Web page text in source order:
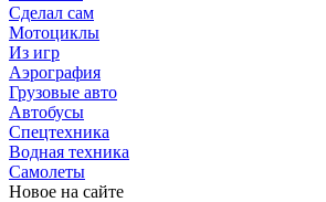
Сделал сам
Мотоциклы
Из игр
Аэрография
Грузовые авто
Автобусы
Спецтехника
Водная техника
Самолеты
Новое на сайте